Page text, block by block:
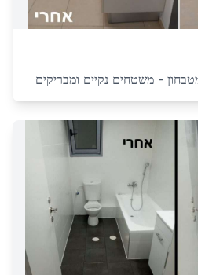
- משטחים נקיים ומבריקים